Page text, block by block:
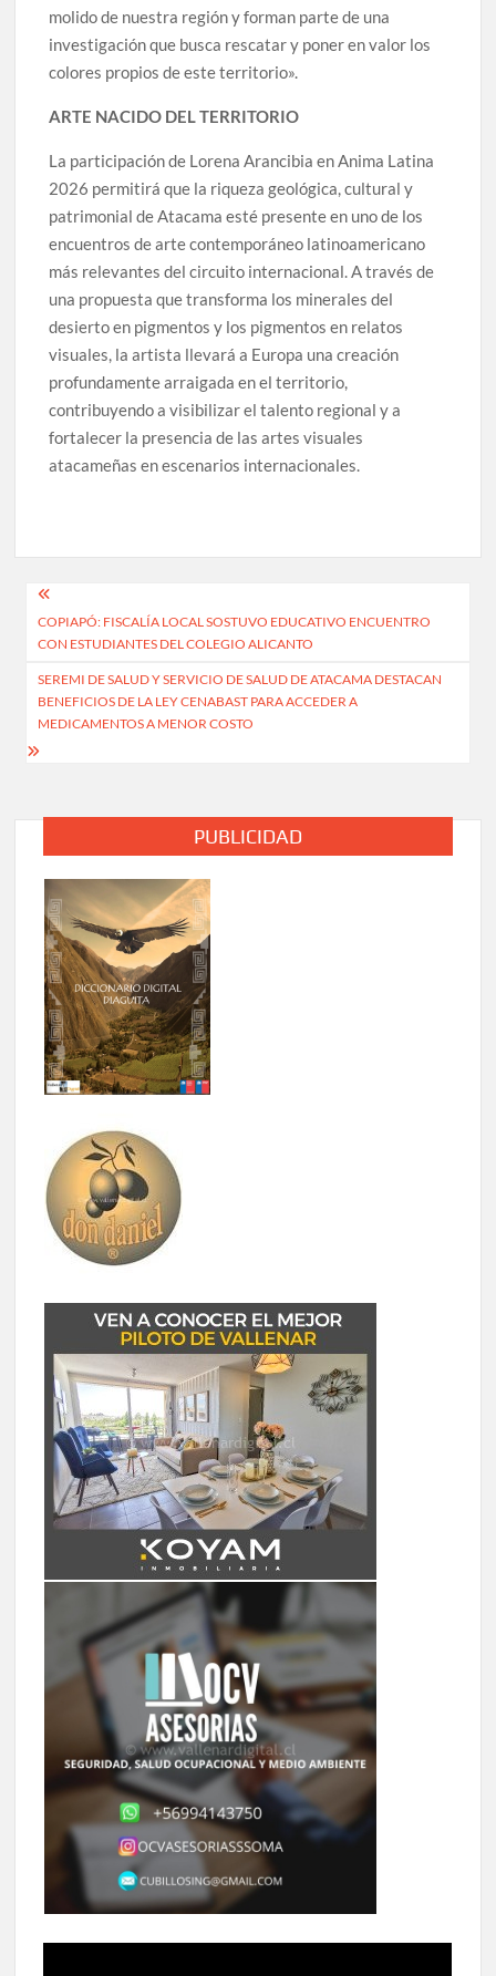
molido de nuestra región y forman parte de una
investigación que busca rescatar y poner en valor los
colores propios de este territorio».
ARTE NACIDO DEL TERRITORIO
La participación de Lorena Arancibia en Anima Latina
2026 permitirá que la riqueza geológica, cultural y
patrimonial de Atacama esté presente en uno de los
encuentros de arte contemporáneo latinoamericano
más relevantes del circuito internacional. A través de
una propuesta que transforma los minerales del
desierto en pigmentos y los pigmentos en relatos
visuales, la artista llevará a Europa una creación
profundamente arraigada en el territorio,
contribuyendo a visibilizar el talento regional y a
fortalecer la presencia de las artes visuales
atacameñas en escenarios internacionales.
Navegación
de
entradas
COPIAPÓ: FISCALÍA LOCAL SOSTUVO EDUCATIVO ENCUENTRO
CON ESTUDIANTES DEL COLEGIO ALICANTO
SEREMI DE SALUD Y SERVICIO DE SALUD DE ATACAMA DESTACAN
BENEFICIOS DE LA LEY CENABAST PARA ACCEDER A
MEDICAMENTOS A MENOR COSTO
PUBLICIDAD